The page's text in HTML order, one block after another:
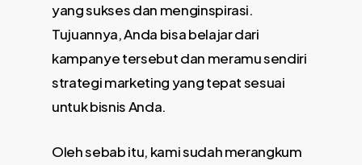
yang sukses dan menginspirasi.
Tujuannya, Anda bisa belajar dari
kampanye tersebut dan meramu sendiri
strategi marketing yang tepat sesuai
untuk bisnis Anda.
Oleh sebab itu, kami sudah merangkum